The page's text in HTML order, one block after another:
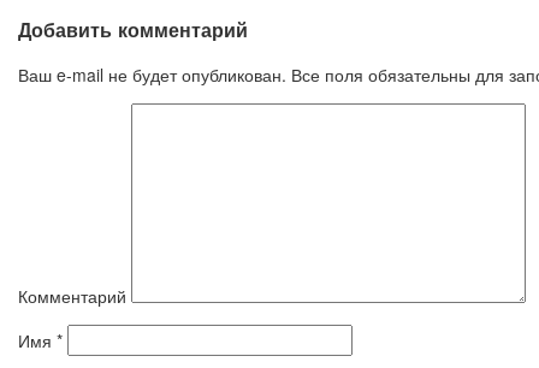
Добавить комментарий
Ваш e-mail не будет опубликован. Все поля обязательны для
Комментарий
Имя *